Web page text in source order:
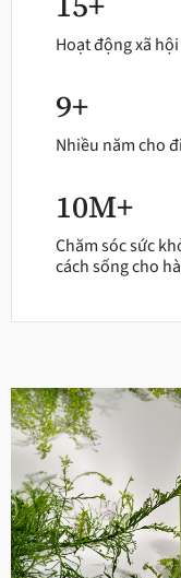
Hoạt động xã
9+
Nhiều năm cho đi
10M+
Chăm sóc sức
cách sống cho